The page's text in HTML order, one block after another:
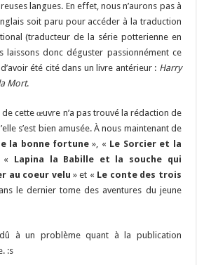
langues. En effet, nous n’aurons pas à
soit paru pour accéder à la traduction
(traducteur de la série potterienne en
laissons donc déguster passionnément ce
été cité dans un livre antérieur : Harry
Mort.
de cette œuvre n’a pas trouvé la rédaction de
s’est bien amusée. À nous maintenant de
la bonne fortune», « Le Sorcier et la
Lapina la Babille et la souche qui
au coeur velu » et « Le conte des trois
le dernier tome des aventures du jeune
à un problème quant à la publication
:s